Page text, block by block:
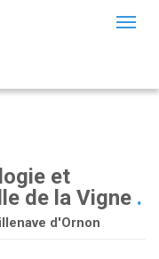
et
de la Vigne .
d'Ornon